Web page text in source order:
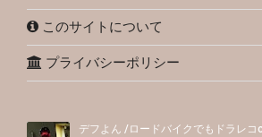
このサイトについて
プライバシーポリシー